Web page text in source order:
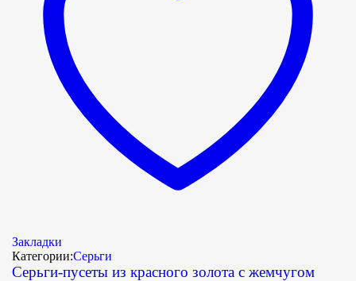
Закладки
Категории:Серьги
Серьги-пусеты из красного золота с жемчугом